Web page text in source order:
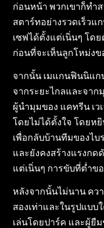
ก่อนหน้า พวกเขาก็ทำ
สตาร์ทอย่างรวดเร็วแ
เซฟได้ตั้งแต่เนิ่นๆ โด
ก่อนที่จะเห็นลูกโหม่งข
จากนั้น เมแกนฟินนิแก
จากระยะไกลและจาก
ผู้นำมุมของ แคทรีน เว
โดยไม่ได้ตั้งใจ โดยห
เพื่อกลับบ้านทีมของไบ
และยังคงสร้างแรงกด
แต่เนิ่นๆ การขับที่ต่ำข
หลังจากนั้นไม่นาน คว
สองเท่าและในรูปแบบ
เล่นโดยปาร์ค และผู้ยื